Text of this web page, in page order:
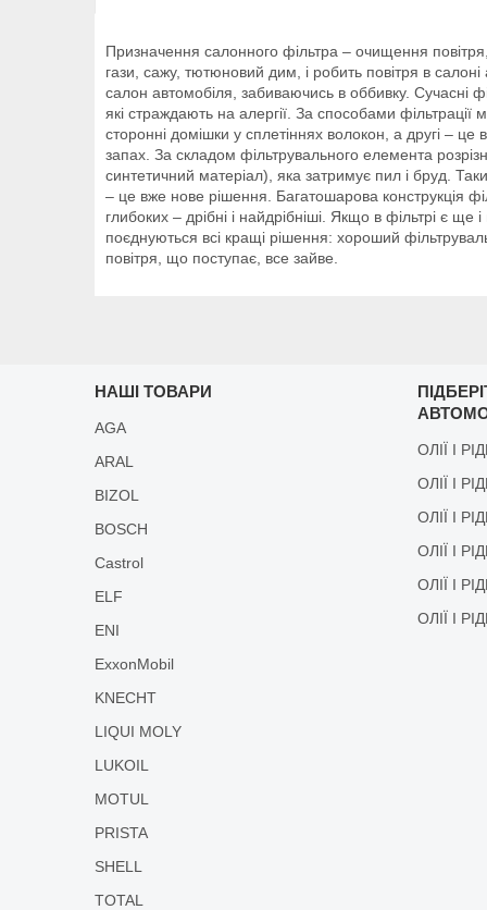
Призначення салонного фільтра – очищення
гази, сажу, тютюновий дим, і робить повітря в
салон автомобіля, забиваючись в оббивку. Сучасні
які страждають на алергії. За способами фільтрації
сторонні домішки у сплетіннях волокон, а другі –
запах. За складом фільтрувального елемента
синтетичний матеріал), яка затримує пил і бруд.
– це вже нове рішення. Багатошарова конструкція
глибоких – дрібні і найдрібніші. Якщо в фільтрі є ще
поєднуються всі кращі рішення: хороший
повітря, що поступає, все зайве.
НАШІ ТОВАРИ
AGA
ARAL
BIZOL
BOSCH
Castrol
ELF
ENI
ExxonMobil
KNECHT
LIQUI MOLY
LUKOIL
MOTUL
PRISTA
SHELL
TOTAL
ОЛІЇ І
ОЛІЇ І
ОЛІЇ І
ОЛІЇ І
ОЛІЇ І
ОЛІЇ І